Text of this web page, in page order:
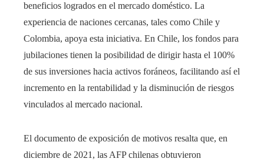
beneficios logrados en el mercado doméstico. La
experiencia de naciones cercanas, tales como Chile y
Colombia, apoya esta iniciativa. En Chile, los fondos para
jubilaciones tienen la posibilidad de dirigir hasta el 100%
de sus inversiones hacia activos foráneos, facilitando así el
incremento en la rentabilidad y la disminución de riesgos
vinculados al mercado nacional.
El documento de exposición de motivos resalta que, en
diciembre de 2021, las AFP chilenas obtuvieron